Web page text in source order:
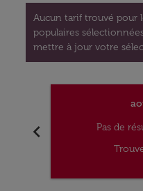
Aucun tarif trouvé pour
populaires
mettre à jour votre
chevron_left
Pas de